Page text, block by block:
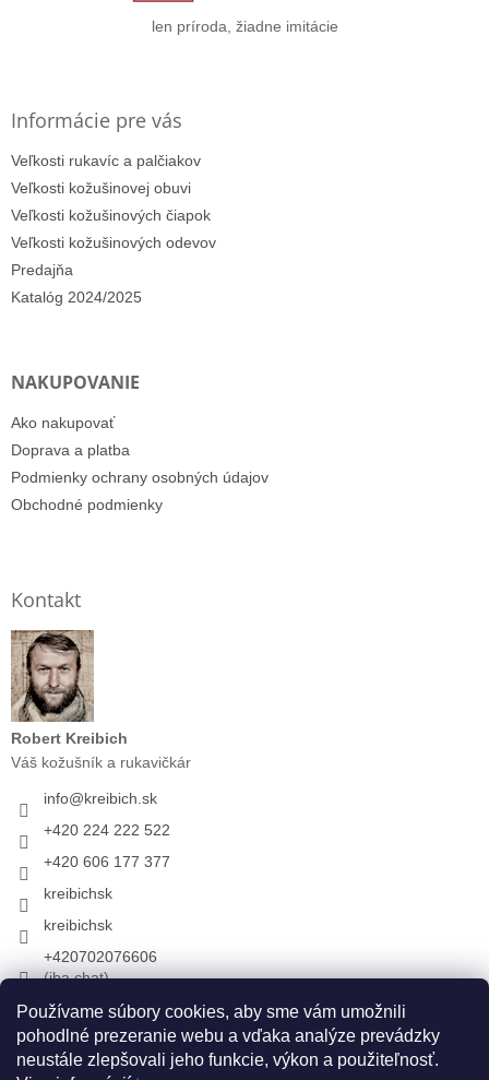
Používame súbory cookies, aby sme vám umožnili
pohodlné prezeranie webu a vďaka analýze prevádzky
neustále zlepšovali jeho funkcie, výkon a použiteľnosť.
len príroda, žiadne imitácie
Informácie pre vás
Veľkosti rukavíc a palčiakov
Veľkosti kožušinovej obuvi
Veľkosti kožušinových čiapok
Veľkosti kožušinových odevov
Predajňa
Katalóg 2024/2025
NAKUPOVANIE
Ako nakupovať
Doprava a platba
Podmienky ochrany osobných údajov
Obchodné podmienky
Kontakt
Robert Kreibich
Váš kožušník a rukavičkár
info@kreibich.sk
+420 224 222 522
+420 606 177 377
kreibichsk
kreibichsk
+420702076606
(iba chat)
Prijímame online platby